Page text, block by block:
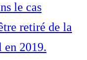
le cas
retiré de la
2019.